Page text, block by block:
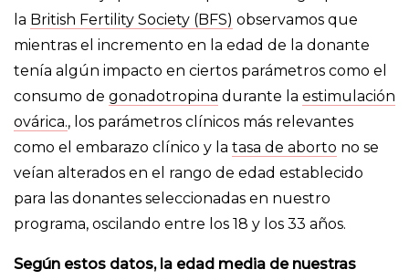
la British Fertility Society (BFS) observamos que
mientras el incremento en la edad de la donante
tenía algún impacto en ciertos parámetros como el
consumo de gonadotropina durante la estimulación
ovárica., los parámetros clínicos más relevantes
como el embarazo clínico y la tasa de aborto no se
veían alterados en el rango de edad establecido
para las donantes seleccionadas en nuestro
programa, oscilando entre los 18 y los 33 años.
Según estos datos, la edad media de nuestras